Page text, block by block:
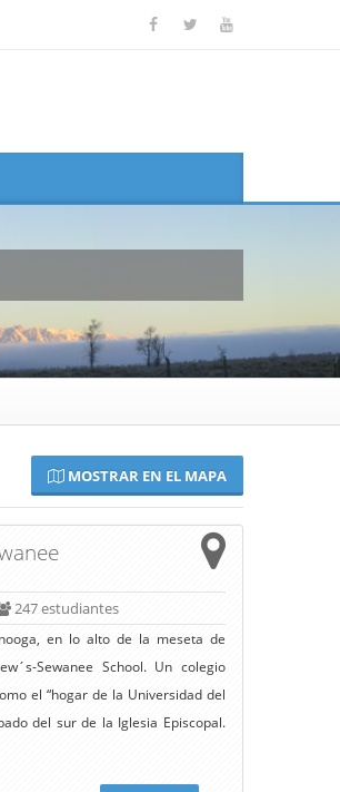
MOSTRAR EN EL MAPA
247 estudiantes
en lo alto de la meseta de
Sewanee School. Un colegio
el “hogar de la Universidad del
del sur de la Iglesia Episcopal.